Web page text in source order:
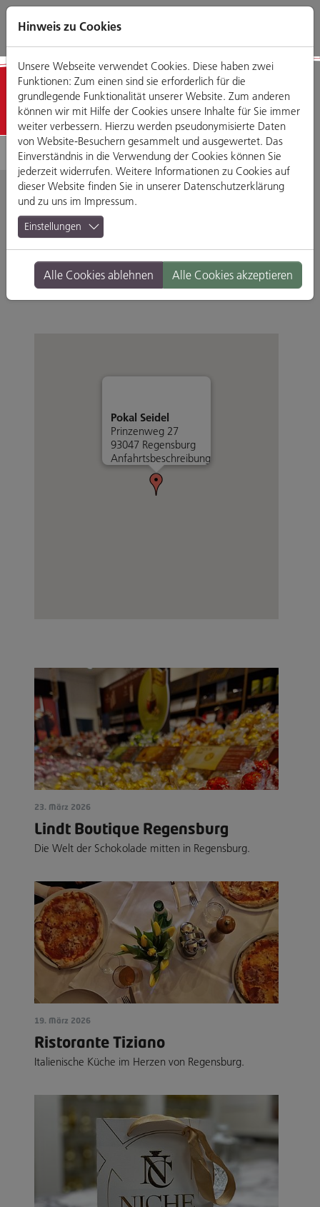
Direkt
zum
Zum
Hauptmenü
Zum
Footermenü
Zur
Website-
Detailansicht
Pokal Seidel
Prinzenweg 27, 93047 Regensburg
Branche: Wohnen, Haus & Garten
Standort: Altstadt
Pokal Seidel
Prinzenweg 27
93047 Regensburg
Anfahrtsbeschreibung
23. März 2026
Lindt Boutique Regensburg
Die Welt der Schokolade mitten in Regensburg.
19. März 2026
Ristorante Tiziano
Italienische Küche im Herzen von Regensburg.
Hinweis zu Cookies
Unsere Webseite verwendet Cookies. Diese haben zwei
Funktionen: Zum einen sind sie erforderlich für die
grundlegende Funktionalität unserer Website. Zum anderen
können wir mit Hilfe der Cookies unsere Inhalte für Sie immer
weiter verbessern. Hierzu werden pseudonymisierte Daten
von Website-Besuchern gesammelt und ausgewertet. Das
Einverständnis in die Verwendung der Cookies können Sie
jederzeit widerrufen. Weitere Informationen zu Cookies auf
dieser Website finden Sie in unserer Datenschutzerklärung
und zu uns im Impressum.
Einstellungen
Alle Cookies ablehnen Alle Cookies akzeptieren